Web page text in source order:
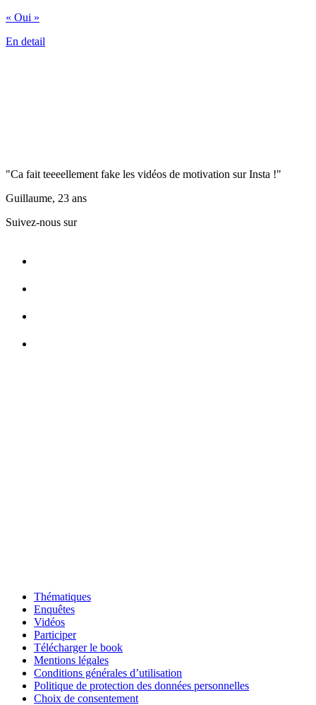
« Oui »
En detail
"Ca fait teeeellement fake les vidéos de motivation sur Insta !"
Guillaume, 23 ans
Suivez-nous sur
Thématiques
Enquêtes
Vidéos
Participer
Télécharger le book
Mentions légales
Conditions générales d’utilisation
Politique de protection des données personnelles
Choix de consentement